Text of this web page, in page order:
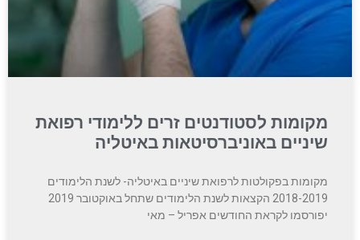
מקומות לסטודנטים זרים ללימודי רפואת
שיניים באוניברסיטאות באיטליה
מקומות בפקולטות לרפואת שיניים באיטליה- לשנת הלימודים
2018-2019 הקצאות לשנת הלימודים שתחל באוקטובר 2019
יפורסמו לקראת החודשים אפריל – מאי